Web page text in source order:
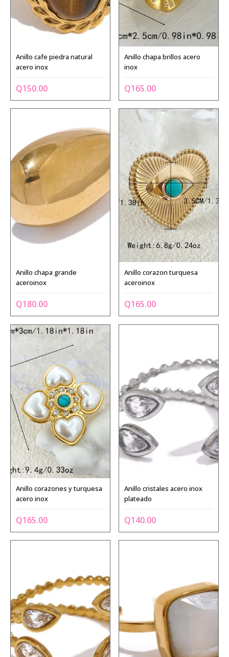
Anillo cafe piedra natural
acero inox
Q150.00
Anillo chapa brillos acero
inox
Q165.00
Anillo chapa grande
aceroinox
Q180.00
Anillo corazon turquesa
aceroinox
Q165.00
Anillo corazones y turquesa
acero inox
Q165.00
Anillo cristales acero inox
plateado
Q140.00